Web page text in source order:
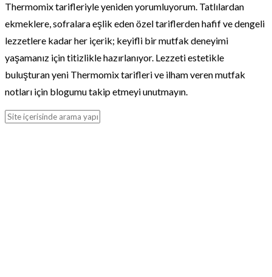
Thermomix tarifleriyle yeniden yorumluyorum. Tatlılardan
ekmeklere, sofralara eşlik eden özel tariflerden hafif ve dengeli
lezzetlere kadar her içerik; keyifli bir mutfak deneyimi
yaşamanız için titizlikle hazırlanıyor. Lezzeti estetikle
buluşturan yeni Thermomix tarifleri ve ilham veren mutfak
notları için blogumu takip etmeyi unutmayın.